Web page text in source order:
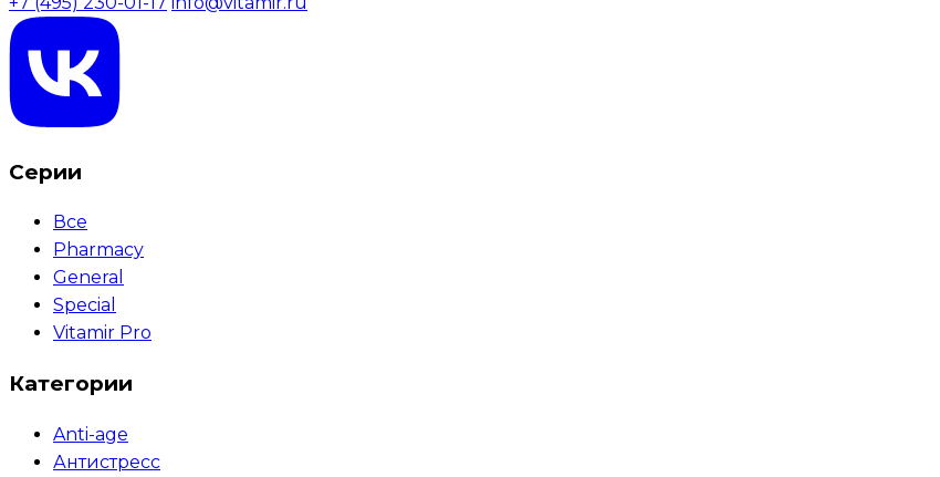
Серии
Все
Pharmacy
General
Special
Vitamir Pro
Категории
Anti-age
Антистресс